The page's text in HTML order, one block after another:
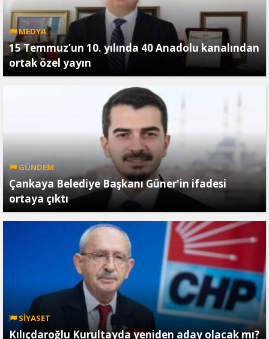
MEDYA
15 Temmuz’un 10. yılında 40 Anadolu kanalından
ortak özel yayın
GÜNDEM
Çankaya Belediye Başkanı Güner'in ifadesi
ortaya çıktı
SİYASET
Kılıçdaroğlu Kurultayda yeniden aday olacak mı?